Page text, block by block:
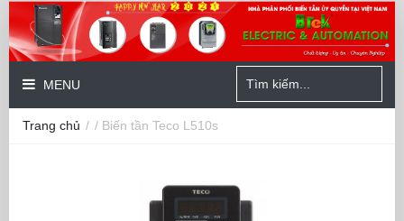
MENU
Trang chủ / / Biến tần Teco L510s